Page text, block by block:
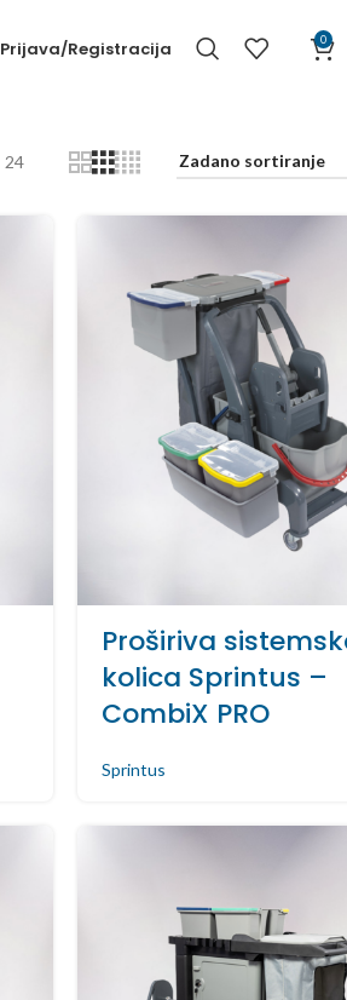
Prijava/Registracija 0
24
Proširiva
kolica Sprintus –
CombiX PRO
Sprintus